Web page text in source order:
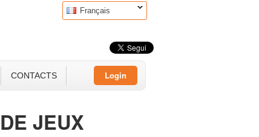
Français
Login
CONTACTS
JEUX